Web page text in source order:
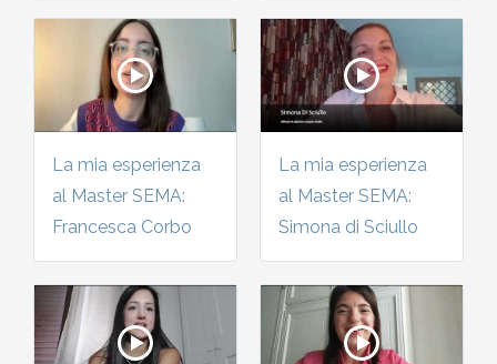
La mia esperienza
al Master SEMA:
Francesca Corbo
La mia esperienza
al Master SEMA:
Simona di Sciullo